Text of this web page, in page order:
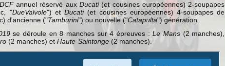
annuel réservé aux Ducati(et cousines européennes) 2-soupapes
"DueValvole") etDucati(et cousines européennes) 4-soupapes de
d'ancienne ("Tamburini") ou nouvelle ("Catapulta") génération.
se déroule en 8 manches sur 4 épreuves :Le Mans(2 manches),
(2 manches) etHaute-Saintonge (2 manches).